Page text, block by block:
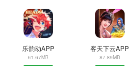
乐韵动APP
61.67MB
客天下云APP
87.89MB